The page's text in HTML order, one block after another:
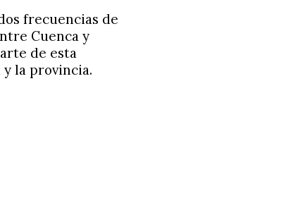
frecuencias de
Cuenca y
de esta
la provincia.